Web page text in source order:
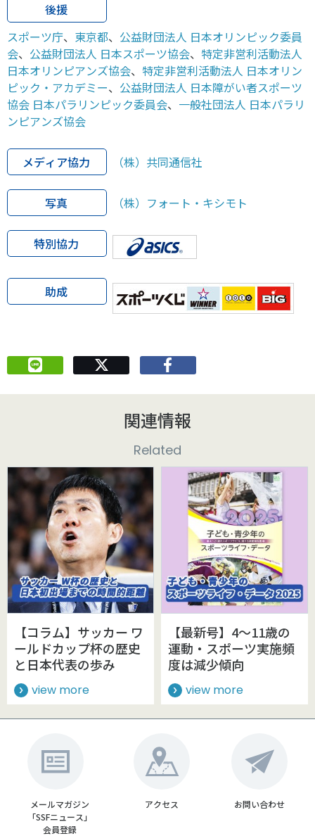
後援
スポーツ庁、 東京都、 公益財団法人 日本オリンピック委員
会、 公益財団法人 日本スポーツ協会、 特定非営利活動法人
日本オリンピアンズ協会、 特定非営利活動法人 日本オリン
ピック・アカデミー、 公益財団法人 日本障がい者スポーツ
協会 日本パラリンピック委員会、 一般社団法人 日本パラリ
ンピアンズ協会
メディア協力 （株）共同通信社
写真 （株）フォート・キシモト
特別協力
助成
関連情報
Related
【コラム】サッカー ワ
ールドカップ杯の歴史
と日本代表の歩み
view more
【最新号】4～11歳の
運動・スポーツ実施頻
度は減少傾向
view more
メールマガジン
「SSFニュース」
会員登録
アクセス お問い合わせ